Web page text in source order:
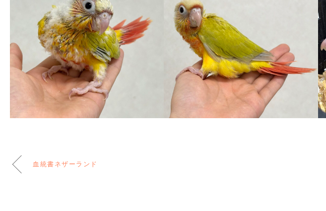
血統書ネザーランド